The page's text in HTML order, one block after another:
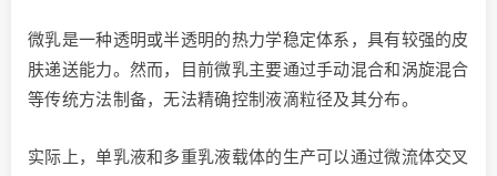
微乳是一种透明或半透明的热力学稳定体系，具有较强的皮
肤递送能力。然而，目前微乳主要通过手动混合和涡旋混合
等传统方法制备，无法精确控制液滴粒径及其分布。
实际上，单乳液和多重乳液载体的生产可以通过微流体交叉